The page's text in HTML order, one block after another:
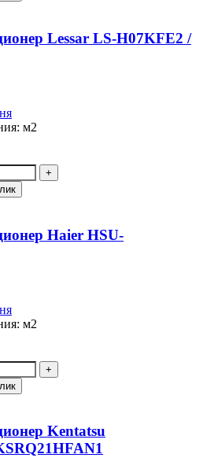
Lessar LS-H07KFE2 /
м2
Haier HSU-
м2
Kentatsu